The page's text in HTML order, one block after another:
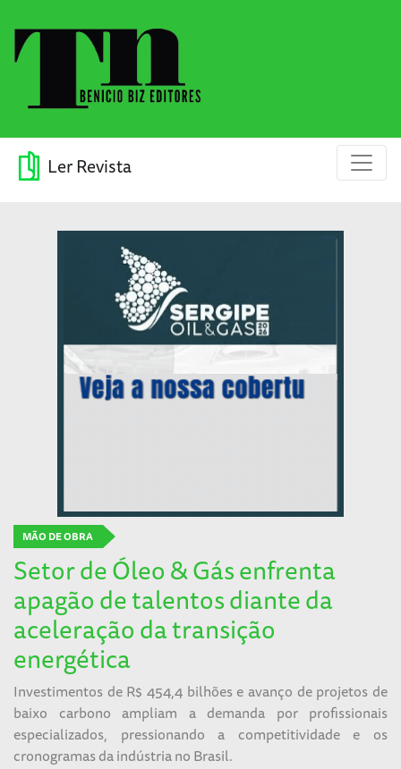
Ler Revista
MÃO DE OBRA
Setor de Óleo & Gás enfrenta
apagão de talentos diante da
aceleração da transição
energética
Investimentos de R$ 454,4 bilhões e avanço de projetos de
baixo carbono ampliam a demanda por profissionais
especializados, pressionando a competitividade e os
cronogramas da indústria no Brasil.